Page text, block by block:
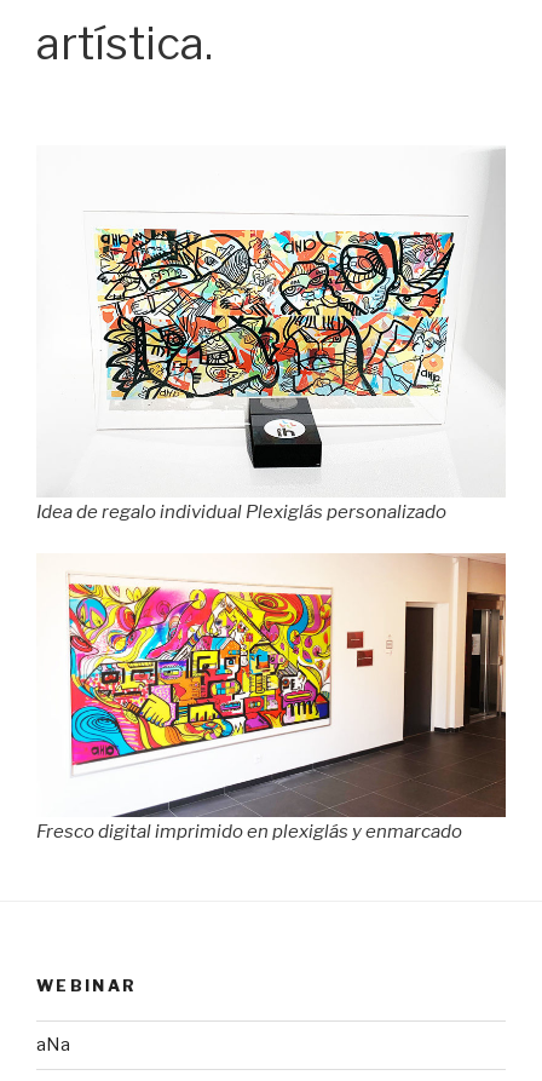
artística.
Idea de regalo individual Plexiglás personalizado
Fresco digital imprimido en plexiglás y enmarcado
WEBINAR
aNa